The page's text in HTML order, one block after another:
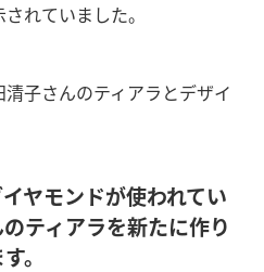
れていました。
子さんのティアラとデザイ
ヤモンドが使われてい
ティアラを新たに作り
。